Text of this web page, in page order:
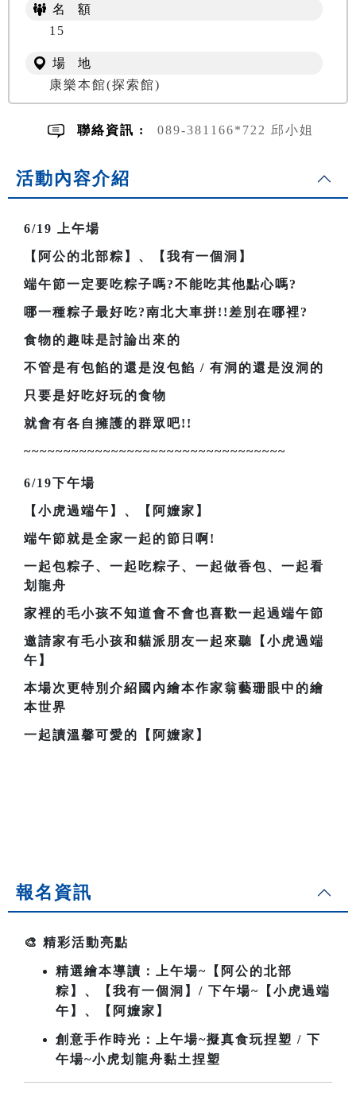
名 額
15
場 地
康樂本館(探索館)
聯絡資訊 : 089-381166*722 邱小姐
活動內容介紹
6/19 上午場
【阿公的北部粽】、【我有一個洞】
端午節一定要吃粽子嗎?不能吃其他點心嗎?
哪一種粽子最好吃?南北大車拼!!差別在哪裡?
食物的趣味是討論出來的
不管是有包餡的還是沒包餡 / 有洞的還是沒洞的
只要是好吃好玩的食物
就會有各自擁護的群眾吧!!
~~~~~~~~~~~~~~~~~~~~~~~~~~~~~~~~~
6/19下午場
【小虎過端午】、【阿嬤家】
端午節就是全家一起的節日啊!
一起包粽子、一起吃粽子、一起做香包、一起看
划龍舟
家裡的毛小孩不知道會不會也喜歡一起過端午節
邀請家有毛小孩和貓派朋友一起來聽【小虎過端
午】
本場次更特別介紹國內繪本作家翁藝珊眼中的繪
本世界
一起讀溫馨可愛的【阿嬤家】
報名資訊
🎨 精彩活動亮點
精選繪本導讀：上午場~ 【阿公的北部
粽】、【我有一個洞】/ 下午場~【小虎過端
午】、【阿嬤家】
創意手作時光：上午場~擬真食玩捏塑 / 下
午場~小虎划龍舟黏土捏塑